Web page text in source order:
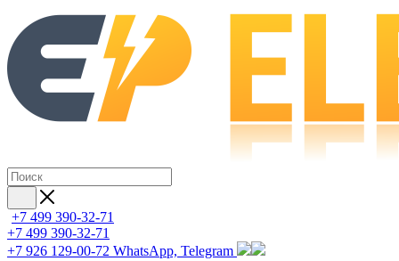
+7 499 390-32-71
+7 499 390-32-71
+7 926 129-00-72 WhatsApp, Telegram